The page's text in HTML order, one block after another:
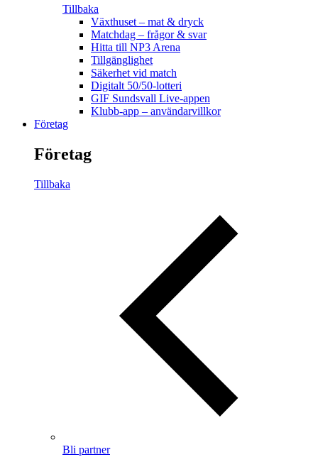
Tillbaka
Växthuset – mat & dryck
Matchdag – frågor & svar
Hitta till NP3 Arena
Tillgänglighet
Säkerhet vid match
Digitalt 50/50-lotteri
GIF Sundsvall Live-appen
Klubb-app – användarvillkor
Företag
Företag
Tillbaka
Bli partner